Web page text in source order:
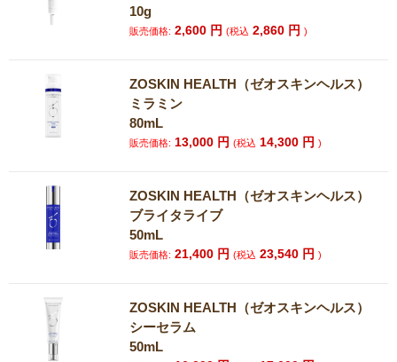
10g
販売価格: 2,600 円(税込 2,860 円)
ZOSKIN HEALTH（ゼオスキンヘルス）
ミラミン
80mL
販売価格: 13,000 円(税込 14,300 円)
ZOSKIN HEALTH（ゼオスキンヘルス）
ブライタライブ
50mL
販売価格: 21,400 円(税込 23,540 円)
ZOSKIN HEALTH（ゼオスキンヘルス）
シーセラム
50mL